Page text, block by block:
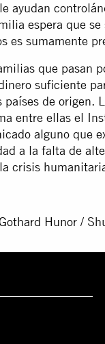
ayudan
espera que
es sumamente
que pasan
suficiente
países de origen.
entre ellas el
alguno que
a la falta de
crisis
Hunor /